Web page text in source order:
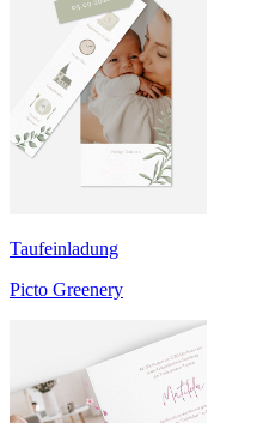
Taufeinladung
Picto Greenery